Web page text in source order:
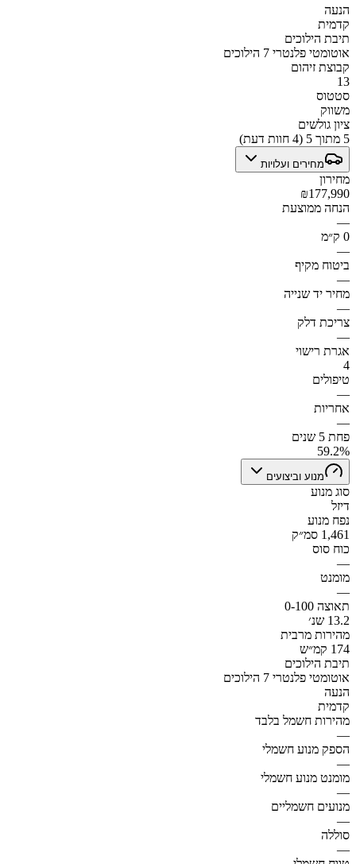
הנעה
קדמית
תיבת הילוכים
אוטומטי פלנטרי 7 הילוכים
קבוצת זיהום
13
סטטוס
משווק
ציון גולשים
5 מתוך 5 (4 חוות דעת)
מחירים ועלויות
מחירון
₪177,990
הנחה ממוצעת
—
0 ק״מ
—
ביטוח מקיף
—
מחיר יד שנייה
—
צריכת דלק
—
אגרת רישוי
4
טיפולים
—
אחריות
—
פחת 5 שנים
59.2%
מנוע וביצועים
סוג מנוע
דיזל
נפח מנוע
1,461 סמ״ק
כוח סוס
—
מומנט
—
תאוצה 0-100
13.2 שנ׳
מהירות מרבית
174 קמ״ש
תיבת הילוכים
אוטומטי פלנטרי 7 הילוכים
הנעה
קדמית
מהירות חשמל בלבד
—
הספק מנוע חשמלי
—
מומנט מנוע חשמלי
—
מנועים חשמליים
—
סוללה
—